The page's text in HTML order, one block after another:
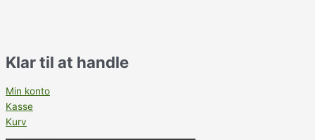
Klar til at handle
Min konto
Kasse
Kurv